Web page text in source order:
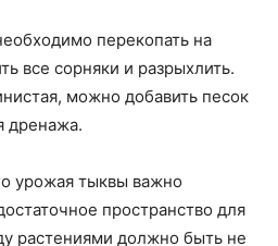
перекопать на
все сорняки и разрыхлить.
можно добавить песок
дренажа.
урожая тыквы важно
пространство для
растениями должно быть не